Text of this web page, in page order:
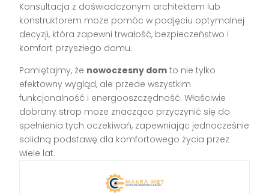
Konsultacja z doświadczonym architektem lub
konstruktorem może pomóc w podjęciu optymalnej
decyzji, która zapewni trwałość, bezpieczeństwo i
komfort przyszłego domu.
Pamiętajmy, że nowoczesny dom to nie tylko
efektowny wygląd, ale przede wszystkim
funkcjonalność i energooszczędność. Właściwie
dobrany strop może znacząco przyczynić się do
spełnienia tych oczekiwań, zapewniając jednocześnie
solidną podstawę dla komfortowego życia przez
wiele lat.